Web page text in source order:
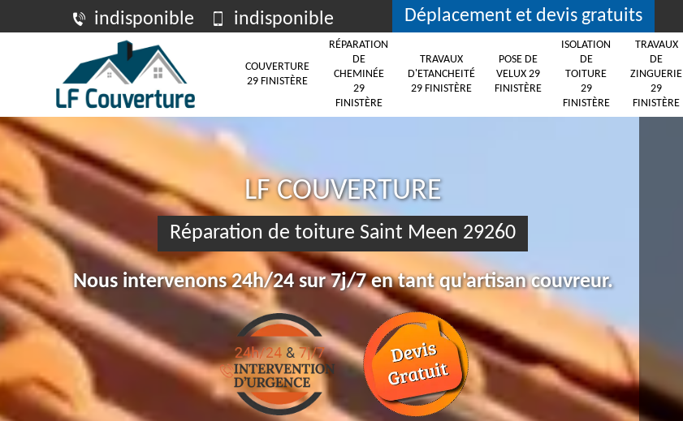
indisponible indisponible Déplacement et devis gratuits
COUVERTURE
29 FINISTÈRE
RÉPARATION
DE
CHEMINÉE
29
FINISTÈRE
TRAVAUX
D'ETANCHEITÉ
29 FINISTÈRE
POSE DE
VELUX 29
FINISTÈRE
ISOLATION
DE
TOITURE
29
FINISTÈRE
TRAVAUX
DE
ZINGUERIE
29
FINISTÈRE
LF COUVERTURE
Réparation de toiture Saint Meen 29260
Nous intervenons 24h/24 sur 7j/7 en tant qu'artisan couvreur.